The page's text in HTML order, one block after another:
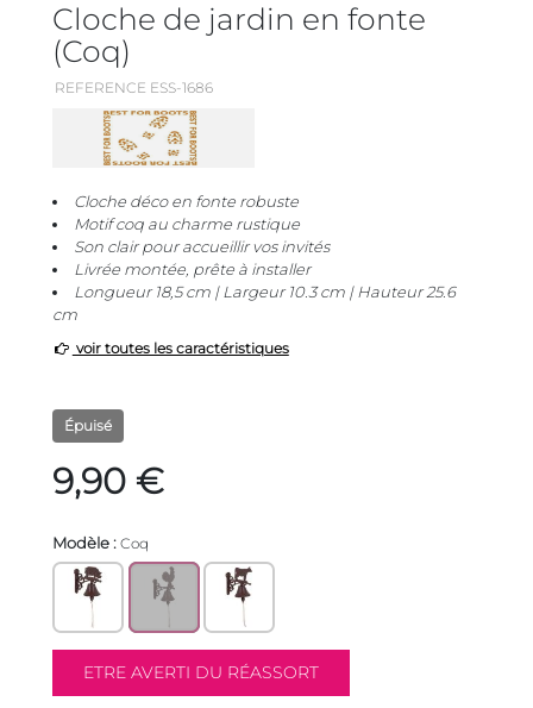
Cloche de jardin en fonte
(Coq)
REFERENCE ESS-1686
Cloche déco en fonte robuste
Motif coq au charme rustique
Son clair pour accueillir vos invités
Livrée montée, prête à installer
Longueur 18,5 cm | Largeur 10.3 cm | Hauteur 25.6
cm
voir toutes les caractéristiques
Épuisé
9,90 €
Modèle : Coq